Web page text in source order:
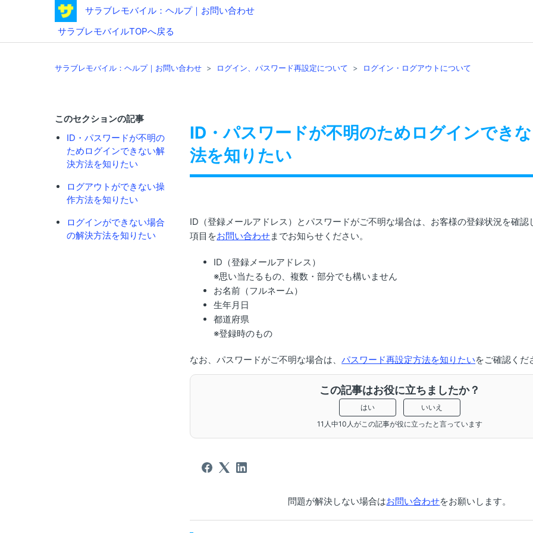
サラブレモバイル：ヘルプ｜お問い合わせ
サラブレモバイルTOPへ戻る
サラブレモバイル：ヘルプ｜お問い合わせ ログイン、パスワード再設定について ログイン・ログアウトについて
このセクションの記事
ID・パスワードが不明の
ためログインできない解
決方法を知りたい
ログアウトができない操
作方法を知りたい
ログインができない場合
の解決方法を知りたい
ID・パスワードが不明のためログインでき
法を知りたい
ID（登録メールアドレス）とパスワードがご不明な場合は、お客様の登録状況を確認
項目をお問い合わせまでお知らせください。
ID（登録メールアドレス）
※思い当たるもの、複数・部分でも構いません
お名前（フルネーム）
生年月日
都道府県
※登録時のもの
なお、パスワードがご不明な場合は、パスワード再設定方法を知りたいをご確認くだ
この記事はお役に立ちましたか？
はい
いいえ
11人中10人がこの記事が役に立ったと言っています
問題が解決しない場合はお問い合わせをお願いします。